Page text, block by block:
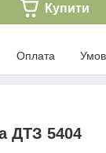
Купити
Оплата
ДТЗ 5404